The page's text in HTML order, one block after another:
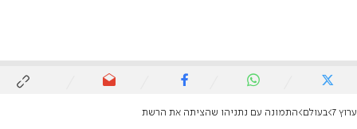
ערוץ 7 בעולם התמונה עם נתניהו שהציתה את הרשת